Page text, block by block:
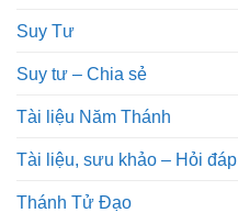
Suy Tư
Suy tư – Chia sẻ
Tài liệu Năm Thánh
Tài liệu, sưu khảo – Hỏi đáp
Thánh Tử Đạo